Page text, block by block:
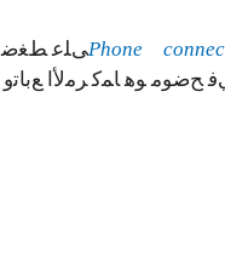
ﻰﻠﻋ ﻂﻐﺿﺍPhone